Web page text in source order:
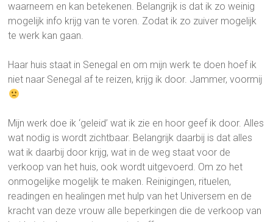
waarneem en kan betekenen. Belangrijk is dat ik zo weinig
mogelijk info krijg van te voren. Zodat ik zo zuiver mogelijk
te werk kan gaan.
Haar huis staat in Senegal en om mijn werk te doen hoef ik
niet naar Senegal af te reizen, krijg ik door. Jammer, voormij
Mijn werk doe ik ‘geleid’ wat ik zie en hoor geef ik door. Alles
wat nodig is wordt zichtbaar. Belangrijk daarbij is dat alles
wat ik daarbij door krijg, wat in de weg staat voor de
verkoop van het huis, ook wordt uitgevoerd. Om zo het
onmogelijke mogelijk te maken. Reinigingen, rituelen,
readingen en healingen met hulp van het Universem en de
kracht van deze vrouw alle beperkingen die de verkoop van